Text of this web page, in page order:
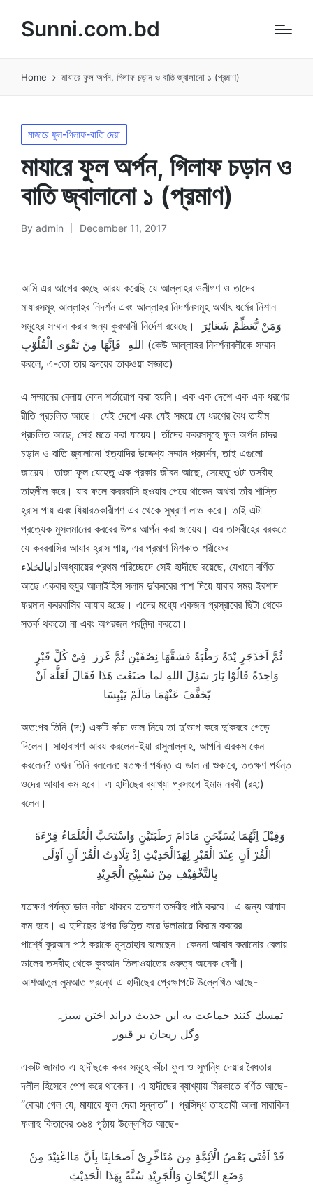
Sunni.com.bd
Home মাযারে ফুল অর্পন, গিলাফ চড়ান ও বাতি জ্বালানো ১ (প্রমাণ)
Posted
in
মাজারে ফুল-গিলাফ-বাতি দেয়া
মাযারে ফুল অর্পন, গিলাফ চড়ান ও
বাতি জ্বালানো ১ (প্রমাণ)
Posted
By admin December 11, 2017
আমি এর আগের বহছে আরয করেছি যে আল্লাহর ওলীগণ ও তাদের
মাযারসমূহ আল্লাহর নিদর্শন এবং আল্লাহর নিদর্শনসমূহ অর্থাৎ ধর্মের নিশান
সমূহের সম্মান করার জন্য কুরআনী নির্দেশ রয়েছে। وَمَنْ يُّعَظِّمْ شَعَائِرَ
اللهِ فَاِنَّهَا مِنْ تَقْوَى الْقُلُوْبِ (কেউ আল্লাহর নিদর্শনাবলীকে সম্মান
করলে, এ-তো তার হৃদয়ের তাকওয়া সজ্ঞাত)
এ সম্মানের বেলায় কোন শর্তারোপ করা হয়নি। এক এক দেশে এক এক ধরণের
রীতি প্রচলিত আছে। যেই দেশে এবং যেই সময়ে যে ধরণের বৈধ তাযীম
প্রচলিত আছে, সেই মতে করা যায়েয। তাঁদের কবরসমূহে ফুল অর্পন চাদর
চড়ান ও বাতি জ্বালানো ইত্যাদির উদ্দেশ্য সম্মান প্রদর্শন, তাই এগুলো
জায়েয। তাজা ফুল যেহেতু এক প্রকার জীবন আছে, সেহেতু ওটা তসবীহ
তাহলীল করে। যার ফলে কবরবাসি ছওয়াব পেয়ে থাকেন অথবা তাঁর শাস্তি
হ্রাস পায় এবং যিয়ারতকারীগণ এর থেকে সুঘ্রাণ লাভ করে। তাই এটা
প্রত্যেক মুসলমানের কবরের উপর আর্পন করা জায়েয। এর তাসবীহের বরকতে
যে কবরবাসির আযাব হ্রাস পায়, এর প্রমাণ মিশকাত শরীফের
ادابالخلاءঅধ্যায়ের প্রথম পরিচ্ছেদে সেই হাদীছে রয়েছে, যেখানে বর্ণিত
আছে একবার হুযুর আলাইহিস সলাম দু’কবরের পাশ দিয়ে যাবার সময় ইরশাদ
ফরমান কবরবাসির আযাব হচ্ছে। এদের মধ্যে একজন প্রস্রাবের ছিটা থেকে
সতর্ক থকতো না এবং অপরজন পরনিন্দা করতো।
وَاحِدَةً قَالُوْا يَارَ سَوْلَ اللهِ لما صَنَعْت هَذَا فَقَالَ لَعَلَّهَ اَنْ
يّخَفَّفَ عَنْهُمَا مَالَمْ يَيْبِسَا
অত:পর তিনি (দ:) একটি কাঁচা ডাল নিয়ে তা দু’ভাগ করে দু’কবরে গেড়ে
দিলেন। সাহাবাগণ আরয করলেন-ইয়া রাসুলাল্লাহ, আপনি এরকম কেন
করলেন? তখন তিনি বললেন: যতক্ষণ পর্যন্ত এ ডাল না শুকাবে, ততক্ষণ পর্যন্ত
ওদের আযাব কম হবে। এ হাদীছের ব্যাখ্যা প্রসংগে ইমাম নববী (রহ:)
বলেন।
الْقُرْ اَنِ عِنْدَ الْقَبْرِ لِهَذَالْحَدِيْثِ اِذْ تِلَاوَتُ الْقُرْ اَنِ اَوْلَى
بِالتَّخْفِيْفِ مِنْ تَسْبِيْحِ الْجَرِيْدِ
যতক্ষণ পর্যন্ত ডাল কাঁচা থাকবে ততক্ষণ তসবীহ পাঠ করবে। এ জন্য আযাব
কম হবে। এ হাদীছের উপর ভিত্তি করে উলামায়ে কিরাম কবরের
পার্শ্বে কুরআন পাঠ করাকে মুস্তাহাব বলেছেন। কেননা আযাব কমানোর বেলায়
ডালের তসবীহ থেকে কুরআন তিলাওয়াতের গুরুত্ব অনেক বেশী।
আশআতুল লুমআত গ্রন্থে এ হাদীছের প্রেক্ষাপটে উল্লেখিত আছে-
وگل ريحان بر قبور
একটি জামাত এ হাদীছকে কবর সমূহে কাঁচা ফুল ও সুগন্ধি দেয়ার বৈধতার
দলীল হিসেবে পেশ করে থাকেন। এ হাদীছের ব্যাখ্যায় মিরকাতে বর্ণিত আছে-
“বোঝা গেল যে, মাযারে ফুল দেয়া সুন্নাত”। প্রসিদ্ধ তাহতাবী আলা মারাকিল
ফলাহ কিতাবের ৩৬৪ পৃষ্ঠায় উল্লেখিত আছে-
قَدْ اَفْتَى بَعْضُ الْاَئِمَّةِ مِنَ مُتَاخِّرِىْ اَصحَابِنَا بِاَنَّ مَااعْتِيْدَ مِنْ
وَضَعِ الرِّيْحَانِ وَالْجَرِيْدِ سُنَّةً بِهَذَا الْحَدِيْثِ